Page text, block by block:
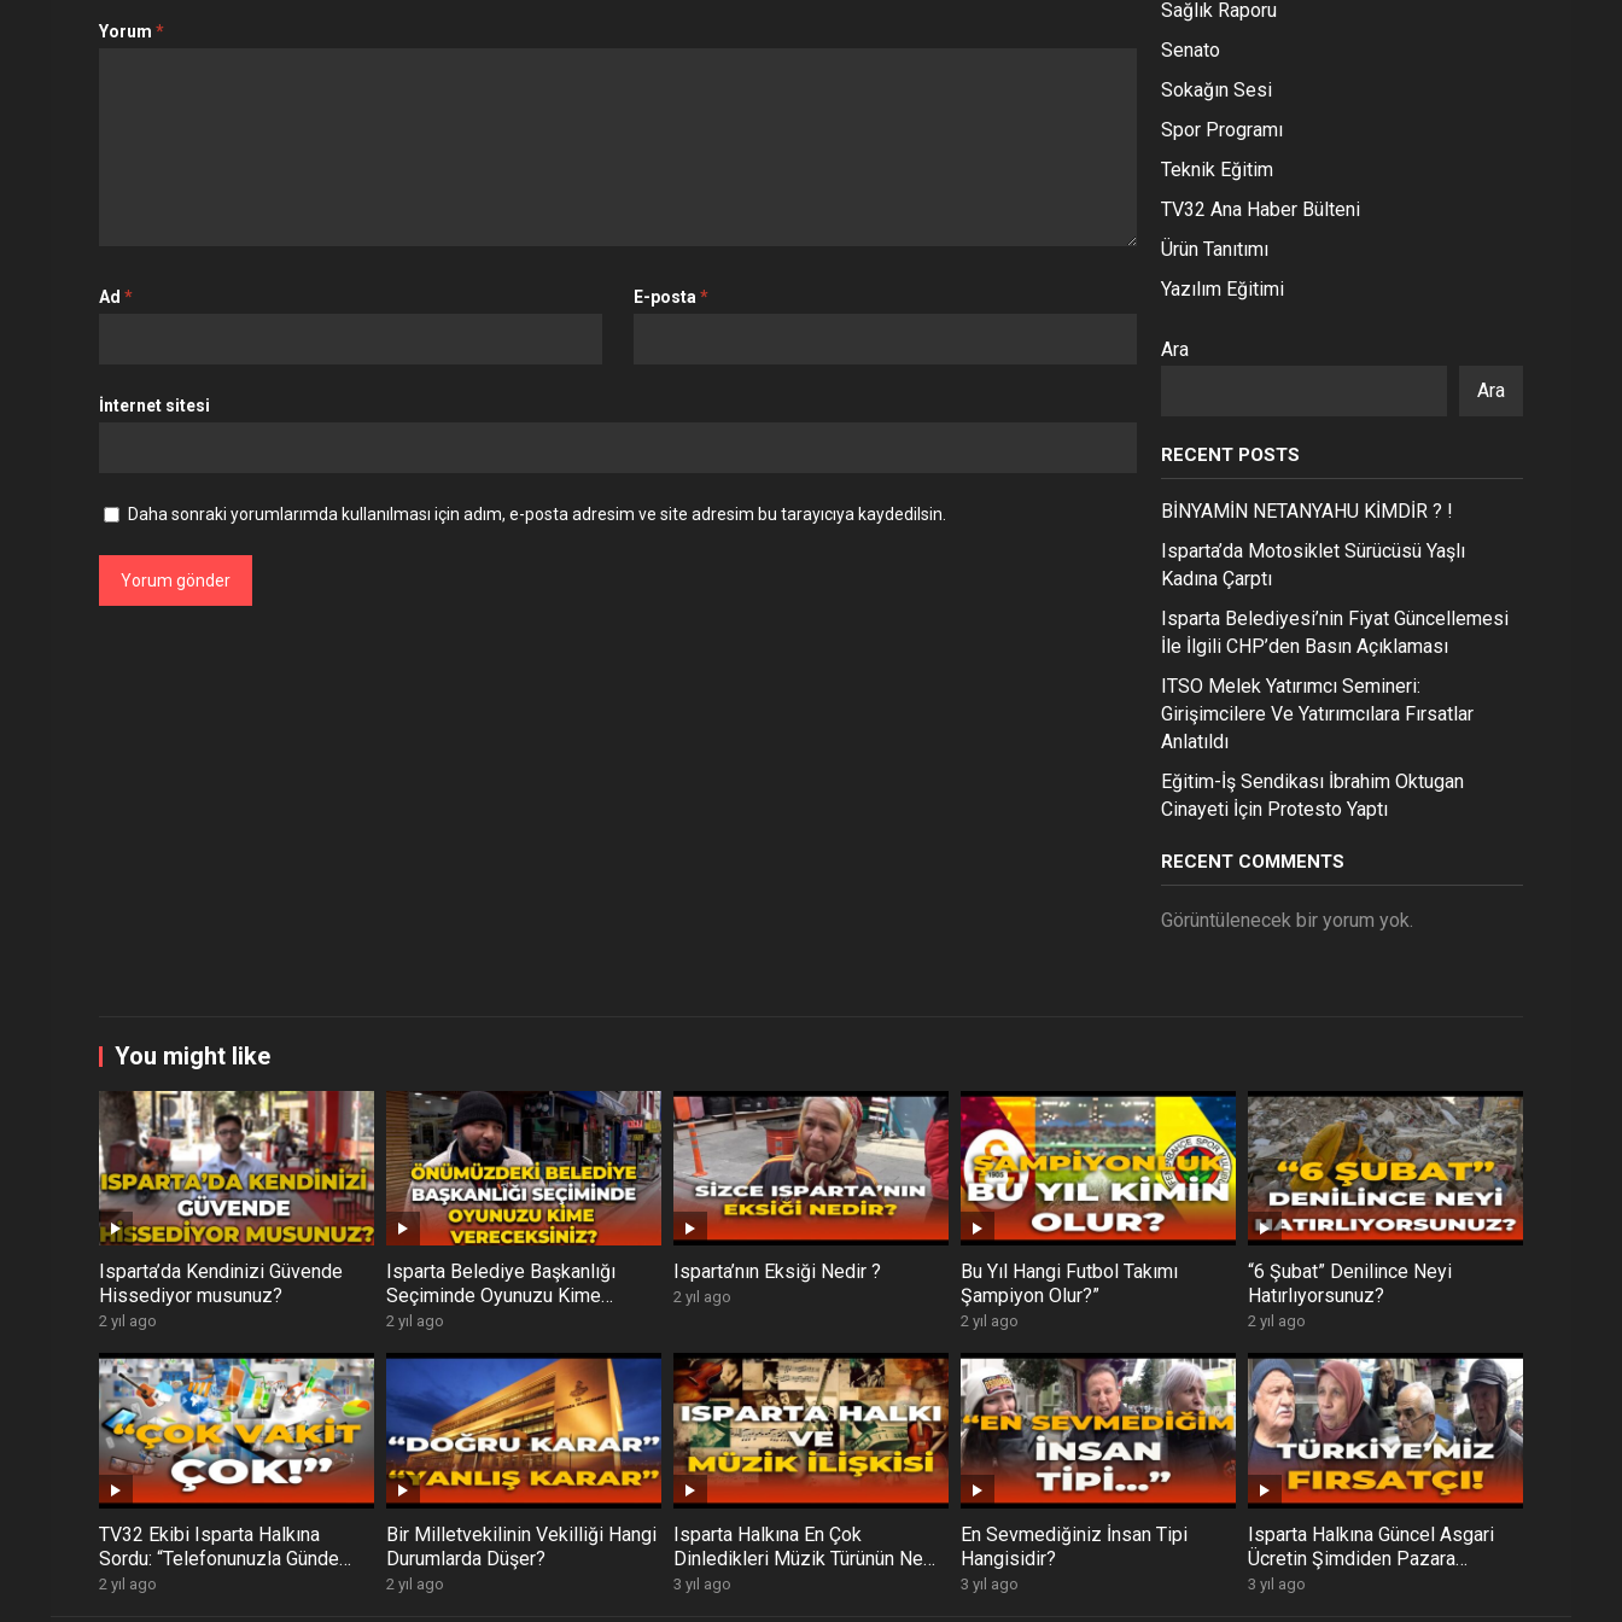
Yorum *
Ad * E-posta *
İnternet sitesi
Daha sonraki yorumlarımda kullanılması için adım, e-posta adresim ve site adresim bu tarayıcıya kaydedilsin.
Sağlık Raporu
Senato
Sokağın Sesi
Spor Programı
Teknik Eğitim
TV32 Ana Haber Bülteni
Ürün Tanıtımı
Yazılım Eğitimi
Ara
Ara
RECENT POSTS
BİNYAMİN NETANYAHU KİMDİR ? !
Isparta’da Motosiklet Sürücüsü Yaşlı
Kadına Çarptı
Isparta Belediyesi’nin Fiyat Güncellemesi
İle İlgili CHP’den Basın Açıklaması
ITSO Melek Yatırımcı Semineri:
Girişimcilere Ve Yatırımcılara Fırsatlar
Anlatıldı
Eğitim-İş Sendikası İbrahim Oktugan
Cinayeti İçin Protesto Yaptı
RECENT COMMENTS
Görüntülenecek bir yorum yok.
You might like
Isparta’da Kendinizi Güvende
Hissediyor musunuz?
2 yıl ago
Isparta Belediye Başkanlığı
Seçiminde Oyunuzu Kime
Vereceksiniz?
2 yıl ago
Isparta’nın Eksiği Nedir ?
2 yıl ago
Bu Yıl Hangi Futbol Takımı
Şampiyon Olur?”
2 yıl ago
“6 Şubat” Denilince Neyi
Hatırlıyorsunuz?
2 yıl ago
TV32 Ekibi Isparta Halkına
Sordu: “Telefonunuzla Günde
Kaç Saat Vakit Geçiriyorsunuz?”
2 yıl ago
Bir Milletvekilinin Vekilliği Hangi
Durumlarda Düşer?
2 yıl ago
Isparta Halkına En Çok
Dinledikleri Müzik Türünün Ne
Olduğunu ve Müziğin Anlamını
3 yıl ago
En Sevmediğiniz İnsan Tipi
Hangisidir?
3 yıl ago
Isparta Halkına Güncel Asgari
Ücretin Şimdiden Pazara
Yansıma Durumunu Sorduk
3 yıl ago